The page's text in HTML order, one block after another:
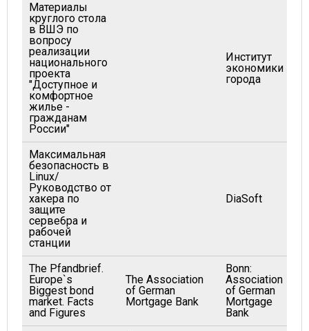
Материалы
круглого стола
в ВШЭ по
вопросу
реализации
национального
проекта
"Доступное и
комфортное
жилье -
гражданам
России"
Институт
экономики
города
Максимальная
безопасность в
Linux/
Руководство от
хакера по
защите
серве6ра и
рабочей
станции
DiaSoft
The Pfandbrief.
Europe`s
Biggest bond
market. Facts
and Figures
The Association
of German
Mortgage Bank
Bonn:
Association
of German
Mortgage
Bank